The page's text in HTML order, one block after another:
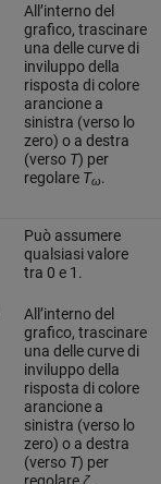
All’interno del
grafico, trascinare
una delle curve di
inviluppo della
risposta di colore
arancione a
sinistra (verso lo
zero) o a destra
(verso T) per
regolare Tω.
Può assumere
qualsiasi valore
tra 0 e 1.
All’interno del
grafico, trascinare
una delle curve di
inviluppo della
risposta di colore
arancione a
sinistra (verso lo
zero) o a destra
(verso T) per